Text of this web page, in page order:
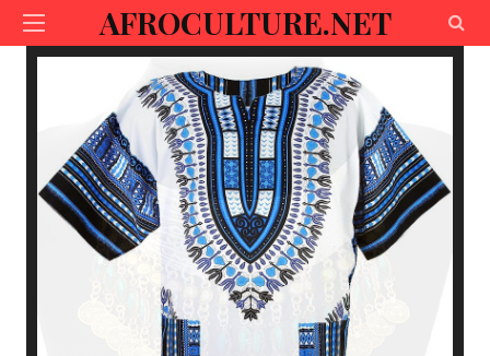
AFROCULTURE.NET